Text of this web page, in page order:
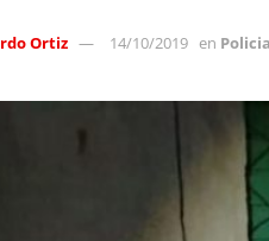
Ortiz 14/10/2019 en